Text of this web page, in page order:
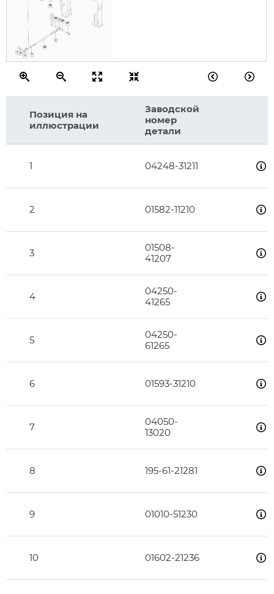
2
3
4
5
6
7
25
26
27
28
28
Позиция на
иллюстрации
Заводской
номер
детали
1 04248-31211
2 01582-11210
3
01508-
41207
4
04250-
41265
5
04250-
61265
6 01593-31210
7
04050-
13020
8 195-61-21281
9 01010-51230
10 01602-21236